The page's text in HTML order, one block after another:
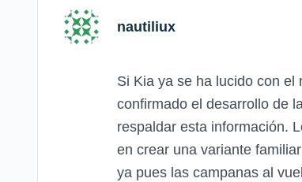
nautiliux
Si Kia ya se ha lucido con
confirmado el desarrollo de
respaldar esta información.
en crear una variante
ya pues las campanas al